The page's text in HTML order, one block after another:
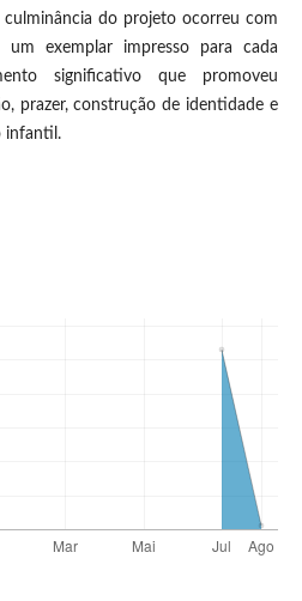
do projeto ocorreu com
exemplar impresso para cada
significativo que promoveu
prazer, construção de identidade e
infantil.